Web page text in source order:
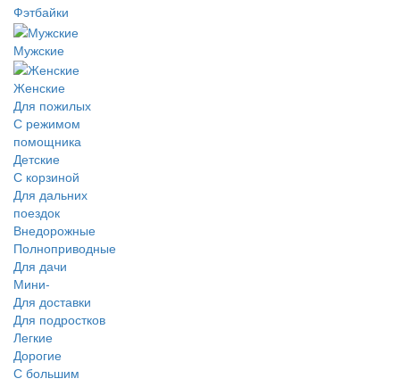
Фэтбайки
Мужские
Женские
Для пожилых
С режимом
помощника
Детские
С корзиной
Для дальних
поездок
Внедорожные
Полноприводные
Для дачи
Мини-
Для доставки
Для подростков
Легкие
Дорогие
С большим